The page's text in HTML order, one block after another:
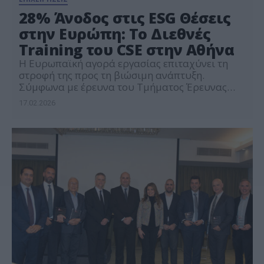
28% Άνοδος στις ESG Θέσεις
στην Ευρώπη: Το Διεθνές
Training του CSE στην Αθήνα
Η Eυρωπαϊκή αγορά εργασίας επιταχύνει τη
στροφή της προς τη βιώσιμη ανάπτυξη.
Σύμφωνα με έρευνα του Τμήματος Έρευνας
πλέον βασικό παράγοντα επαγγελματικής
εξέλιξης και επιχειρηματικής στρατηγικής. Η
έρευνα “Corporate Sustainability in Europe: 8
ESG Trends […]